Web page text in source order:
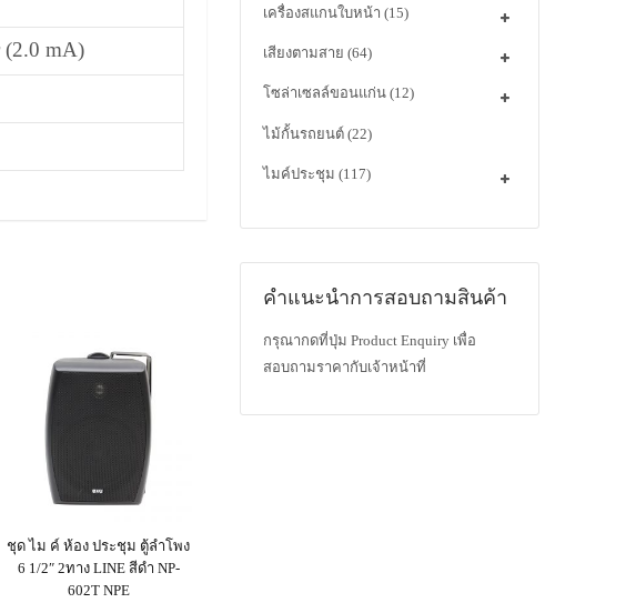
(2.0 mA)
ชุด ไม ค์ ห้อง ประชุม ตู้ลำโพง
6 1/2″ 2ทาง LINE สีดำ NP-
602T NPE
เครื่องสแกนใบหน้า (15)
เสียงตามสาย (64)
โซล่าเซลล์ขอนแก่น (12)
ไม้กั้นรถยนต์ (22)
ไมค์ประชุม (117)
คำแนะนำการสอบถามสินค้า
กรุณากดที่ปุ่ม Product Enquiry เพื่อ
สอบถามราคากับเจ้าหน้าที่